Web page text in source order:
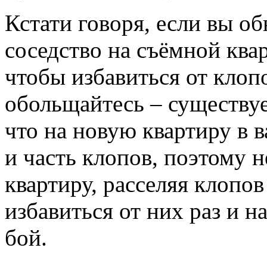
Кстати говоря, если вы
соседство на съёмной
чтобы избавиться от
обольщайтесь –
что на новую квартиру в
и часть клопов, поэтому
квартиру, расселяя
избавиться от них раз и
бой.